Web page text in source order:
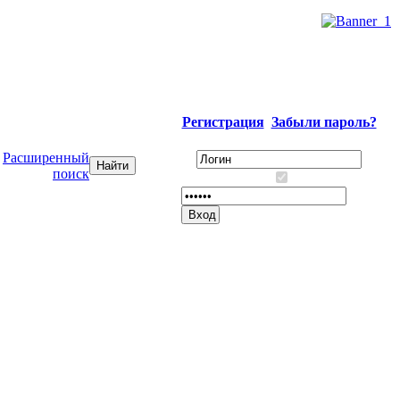
Расширенный
поиск
Регистрация Забыли пароль?